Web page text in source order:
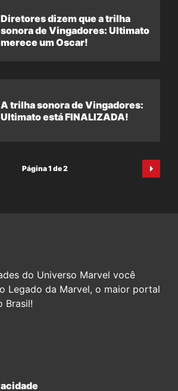
Diretores dizem que a trilha
sonora de Vingadores: Ultimato
merece um Oscar!
A trilha sonora de Vingadores:
Ultimato está FINALIZADA!
Página 1 de 2
do Universo Marvel você
Legado da Marvel, o maior portal
Brasil!